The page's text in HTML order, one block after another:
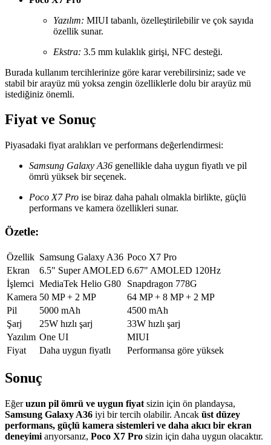
Yazılım: MIUI tabanlı, özelleştirilebilir ve çok sayıda
özellik sunar.
Ekstra: 3.5 mm kulaklık girişi, NFC desteği.
Burada kullanım tercihlerinize göre karar verebilirsiniz; sade ve
stabil bir arayüz mü yoksa zengin özelliklerle dolu bir arayüz mü
istediğiniz önemli.
Fiyat ve Sonuç
Piyasadaki fiyat aralıkları ve performans değerlendirmesi:
Samsung Galaxy A36 genellikle daha uygun fiyatlı ve pil
ömrü yüksek bir seçenek.
Poco X7 Pro ise biraz daha pahalı olmakla birlikte, güçlü
performans ve kamera özellikleri sunar.
Özetle:
Özellik Samsung Galaxy A36 Poco X7 Pro
Ekran
6.5" Super AMOLED 6.67" AMOLED 120Hz
İşlemci MediaTek Helio G80
Snapdragon 778G
Kamera 50 MP + 2 MP
64 MP + 8 MP + 2 MP
Pil
5000 mAh
4500 mAh
Şarj
25W hızlı şarj
33W hızlı şarj
Yazılım One UI
MIUI
Fiyat
Daha uygun fiyatlı Performansa göre yüksek
Sonuç
Eğeruzun pil ömrü ve uygun fiyat sizin için ön plandaysa,
Samsung Galaxy A36 iyi bir tercih olabilir. Ancak üst düzey
performans, güçlü kamera sistemleri ve daha akıcı bir ekran
deneyimi arıyorsanız, Poco X7 Pro sizin için daha uygun olacaktır.